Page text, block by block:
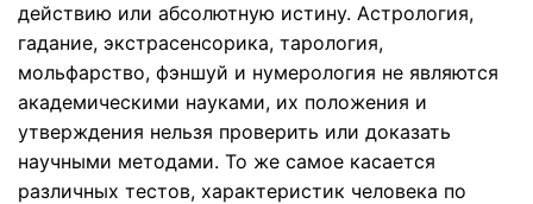
действию или абсолютную истину. Астрология,
гадание, экстрасенсорика, тарология,
мольфарство, фэншуй и нумерология не являются
академическими науками, их положения и
утверждения нельзя проверить или доказать
научными методами. То же самое касается
различных тестов, характеристик человека по